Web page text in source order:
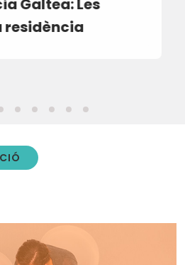
Galtea: Les
residència